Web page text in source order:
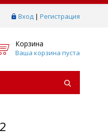
Вход | Регистрация
Корзина
Ваша корзина пуста